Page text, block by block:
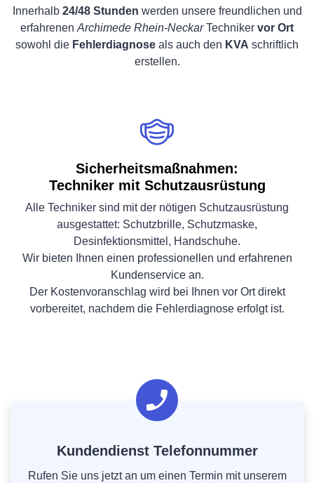
Innerhalb 24/48 Stunden werden unsere freundlichen und
erfahrenen Archimede Rhein-NeckarTechniker vor Ort
sowohl die Fehlerdiagnose als auch den KVA schriftlich
erstellen.
Sicherheitsmaßnahmen:
Techniker mit Schutzausrüstung
Alle Techniker sind mit der nötigen Schutzausrüstung
ausgestattet: Schutzbrille, Schutzmaske,
Desinfektionsmittel, Handschuhe.
Wir bieten Ihnen einen professionellen und erfahrenen
Kundenservice an.
Der Kostenvoranschlag wird bei Ihnen vor Ort direkt
vorbereitet, nachdem die Fehlerdiagnose erfolgt ist.
Kundendienst Telefonnummer
Rufen Sie uns jetzt an um einen Termin mit unserem